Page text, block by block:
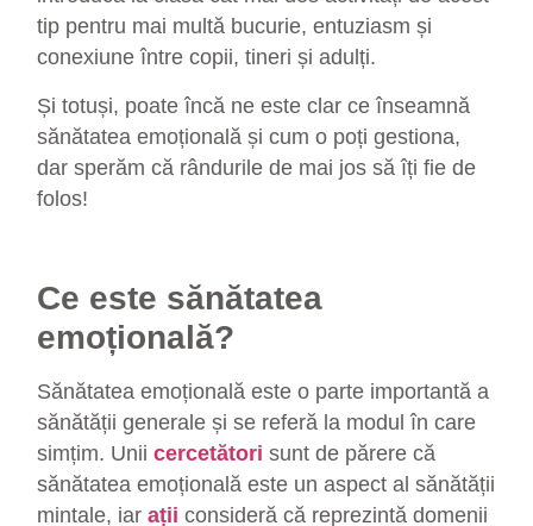
tip pentru mai multă bucurie, entuziasm și
conexiune între copii, tineri și adulți.
Și totuși, poate încă ne este clar ce înseamnă
sănătatea emoțională și cum o poți gestiona,
dar sperăm că rândurile de mai jos să îți fie de
folos!
Ce este sănătatea
emoțională?
Sănătatea emoțională este o parte importantă a
sănătății generale și se referă la modul în care
simțim. Uniicercetători sunt de părere că
sănătatea emoțională este un aspect al sănătății
mintale, iarații consideră că reprezintă domenii